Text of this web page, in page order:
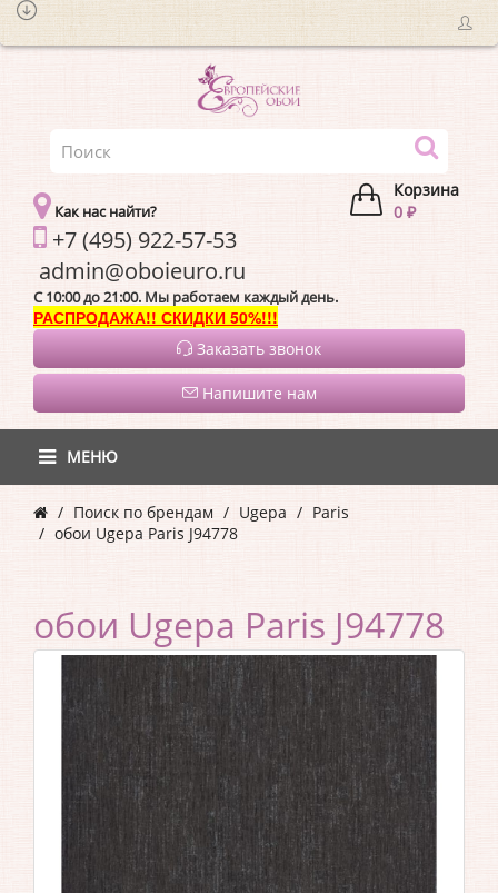
Корзина
0 ₽
Как нас найти?
+7 (495) 922-57-53
C 10:00 до 21:00. Мы работаем каждый день.
РАСПРОДАЖА!! СКИДКИ 50%!!!
Заказать звонок
Напишите нам
МЕНЮ
Поиск по брендам Ugepa
Paris
обои Ugepa Paris J94778
обои Ugepa Paris J94778